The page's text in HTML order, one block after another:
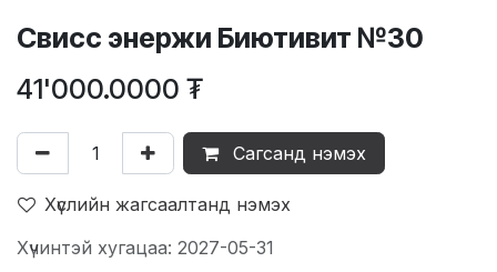
Свисс энержи Биютивит №30
41'000.0000 ₮
Сагсанд нэмэх
Хүслийн жагсаалтанд нэмэх
Хүчинтэй хугацаа: 2027-05-31